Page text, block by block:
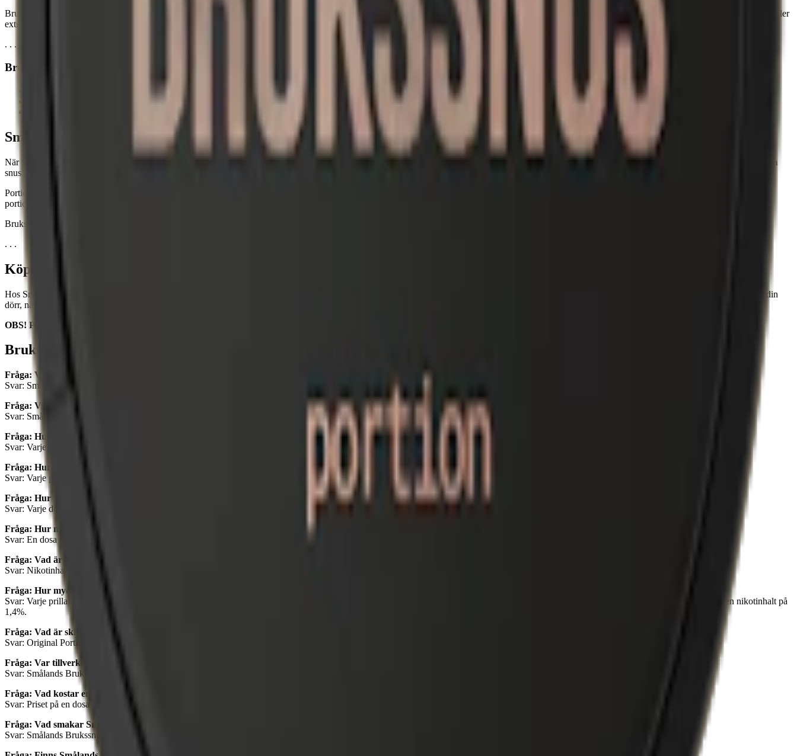
Brukssnus Vit Portion, eller white portion, är torrare än det klassiska bruna portionssnuset och innehåller 8,4 milligram per prilla, eller 1,4%. Ett normalstarkt snus. Det finns idag inget nikotinfritt, milt, starkt eller
extra starkt snus från Smålands Brukssnus.
. . .
Brukssnus nikotinstyrkor från normal till strax under stark (milligram nikotin per prilla)
: 8,4 (normalstarkt snus)
: 9,9 (normalstarkt snus)
: beror på storleken på prillan
Smålands Brukssnus – format och storlekar
När Smålands Brukssnus lanserades 2012 kom snuset i tre format: Lössnus, Original portion och White portion. Varje format har sina unika egenskaper och storlekar. En dosa av Lössnuset innehåller 35 gram
snus, vilket är något mindre än genomsnittet på 41 gram för lössnus.
Portionssnuset har en traditionell fuktighet vilket ger en snabb release av både smak och nikotin. En prilla väger 0,76 gram. Brukssnus Vit Portion, även kallad white portion, är torrare än det klassiska
portionssnuset. En prilla väger 0,6 gram, vilket är något mindre än det klassiska portionssnuset.
Brukssnuset från Skruf finns inte som
. . .
Köp Smålands Brukssnus online
Hos Snuset.se hittar du samtliga varianter från Brukssnus: lös, portion och white portion. Du väljer själv om du köper lösa dosor eller stock. När du beställer snus hos oss kan du välja att få det levererat till din
dörr, närliggande box eller till utlämningsställe i nära dig.
OBS! På Snuset.se har vi ålderskontroll från kassa till kund.
Brukssnus snus – frågor och svar
Fråga: Vad är Smålands Brukssnus?
Svar: Smålands Brukssnus är ett traditionellt svenskt snusmärke som tillverkas av Skruf Snus AB. Det lanserades 2012 och finns i tre varianter: Lössnus, Original Portion och Vit Portion.
Fråga: Vilka format finns Smålands Brukssnus i?
Svar: Smålands Brukssnus finns i tre format: Lössnus, Original Portion och White Portion.
Fråga: Hur mycket väger en prilla av Smålands Brukssnus Portion?
Svar: Varje prilla av Smålands Brukssnus Original Portion väger 0,76 gram.
Fråga: Hur mycket väger en prilla av Smålands Brukssnus Vit Portion?
Svar: Varje prilla av Smålands Brukssnus Vit Portion väger 0,6 gram.
Fråga: Hur många prillor finns i en dosa Smålands Brukssnus?
Svar: Varje dosa, oavsett om det är Original Portion eller Vit Portion, innehåller 20 prillor.
Fråga: Hur mycket snus innehåller en dosa Smålands Brukssnus Lössnus?
Svar: En dosa Smålands Brukssnus Lössnus innehåller 35 gram snus.
Fråga: Vad är nikotinhalten i Smålands Brukssnus Lössnus?
Svar: Nikotinhalten i Smålands Brukssnus Lössnus är 1%, men den exakta mängden nikotin per prilla beror på hur stor prillan bakas.
Fråga: Hur mycket nikotin är det i Smålands Brukssnus?
Svar: Varje prilla av Smålands Brukssnus Original Portion innehåller 9,9 milligram nikotin, vilket motsvarar en nikotinhalt på 1,3%. Vit Portion innehåller 8,4 milligram nikotin, vilket motsvarar en nikotinhalt på
1,4%.
Fråga: Vad är skillnaden mellan Original Portion och Vit Portion?
Svar: Original Portion har en normal fuktighet och ger en jämn frisättning av smak och nikotin, medan Vit Portion är torrare, vilket minskar rinnandet och ger en långvarig smak.
Fråga: Var tillverkas Smålands Brukssnus?
Svar: Smålands Brukssnus tillverkas i snusfabriken i Sävsjö, Småland, av Skruf Snus AB.
Fråga: Vad kostar en dosa Smålands Brukssnus?
Svar: Priset på en dosa Smålands Brukssnus ligger något lägre än genomsnittet inom snus, från 23 kr upp till över 29 kr.
Fråga: Vad smakar Smålands Brukssnus?
Svar: Smålands Brukssnus har en traditionell tobakssmak som är robust och autentisk. Det finns även inslag av bergamott och citrus.